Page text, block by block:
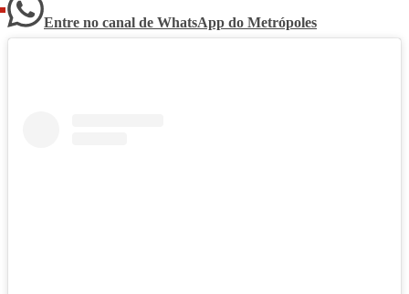
Entre no canal de WhatsApp do Metrópoles